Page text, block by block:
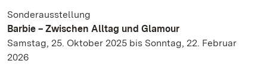
Sonderausstellung
Barbie – Zwischen Alltag und Glamour
Samstag, 25. Oktober 2025 bis Sonntag, 22. Februar
2026